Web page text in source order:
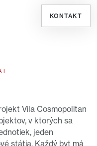
KONTAKT
Vila Cosmopolitan
v ktorých sa
jeden
státia. Každý byt má